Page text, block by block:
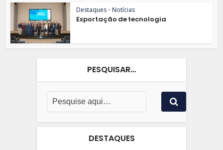
Destaques • Notícias
Exportação de tecnologia
PESQUISAR…
DESTAQUES